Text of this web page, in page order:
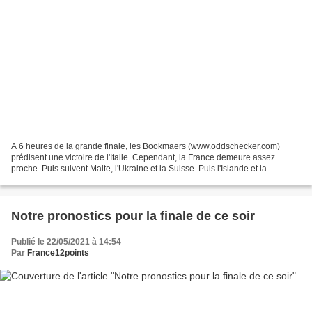
A 6 heures de la grande finale, les Bookmaers (www.oddschecker.com)
prédisent une victoire de l'Italie. Cependant, la France demeure assez
proche. Puis suivent Malte, l'Ukraine et la Suisse. Puis l'Islande et la
Notre pronostics pour la finale de ce soir
Publié le 22/05/2021 à 14:54
Par France12points